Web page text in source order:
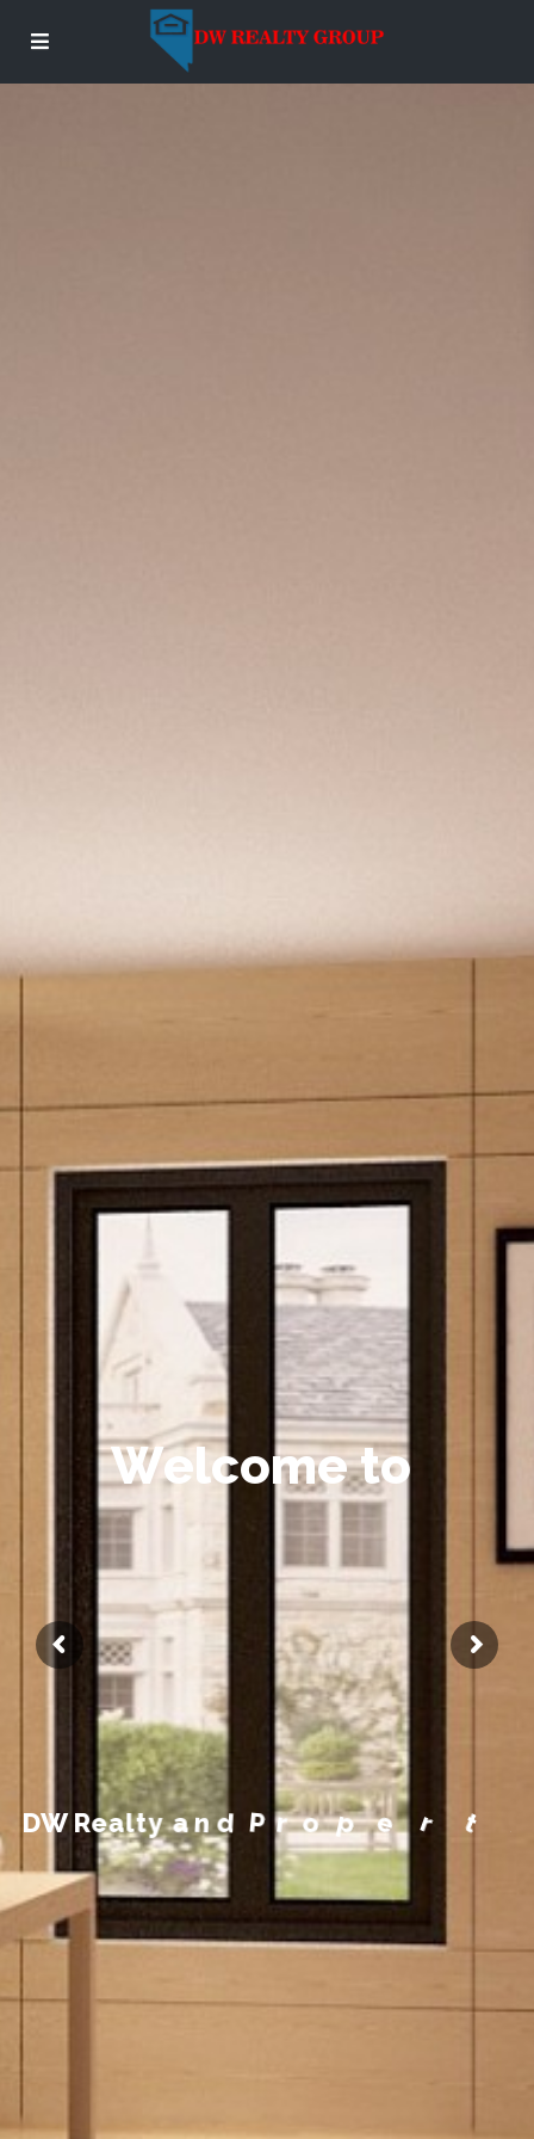
Welcome to
DW Realty and P rop e r t y M